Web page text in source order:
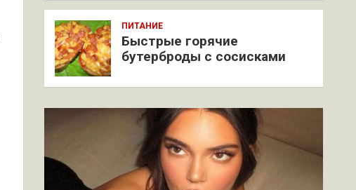
ПИТАНИЕ
Быстрые горячие
бутерброды с сосисками